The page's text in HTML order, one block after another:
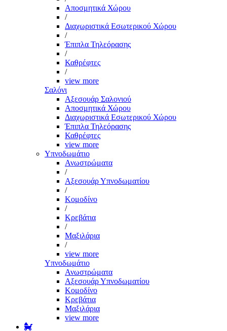
Αποσμητικά Χώρου
/
Διαχωριστικά Εσωτερικού Χώρου
/
Έπιπλα Τηλεόρασης
/
Καθρέφτες
/
view more
Σαλόνι
Αξεσουάρ Σαλονιού
Αποσμητικά Χώρου
Διαχωριστικά Εσωτερικού Χώρου
Έπιπλα Τηλεόρασης
Καθρέφτες
view more
Υπνοδωμάτιο
Ανωστρώματα
/
Αξεσουάρ Υπνοδωματίου
/
Κομοδίνο
/
Κρεβάτια
/
Μαξιλάρια
/
view more
Υπνοδωμάτιο
Ανωστρώματα
Αξεσουάρ Υπνοδωματίου
Κομοδίνο
Κρεβάτια
Μαξιλάρια
view more